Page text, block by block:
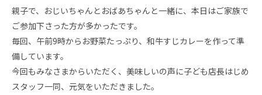
親子で、おじいちゃんとおばあちゃんと一緒に、本日はご家族で
ご参加下さった方が多かったです。
毎回、午前9時からお野菜たっぷり、和牛すじカレーを作って準
備しています。
今回もみなさまからいただく、美味しいの声に子ども店長はじめ
スタッフ一同、元気をいただきました。